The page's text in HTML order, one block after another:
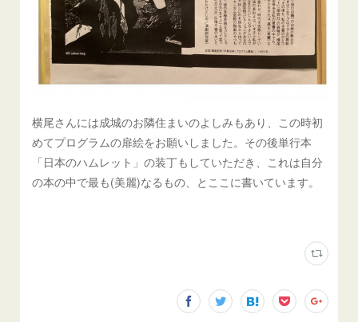
横尾さんには成城のお隣住まいのよしみもあり、この時初
めてプログラムの扉絵をお願いしました。その後単行本
「日本のハムレット」の装丁もしていただき、これは自分
の本の中で最も(美麗)なるもの、とここに書いています。